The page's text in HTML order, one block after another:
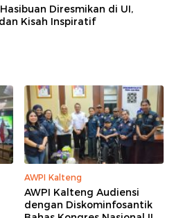
Diresmikan di UI,
Kisah Inspiratif
AWPI Kalteng
AWPI Kalteng Audiensi
dengan Diskominfosantik